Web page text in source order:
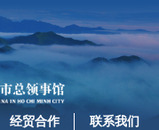
经贸合作 联系我们